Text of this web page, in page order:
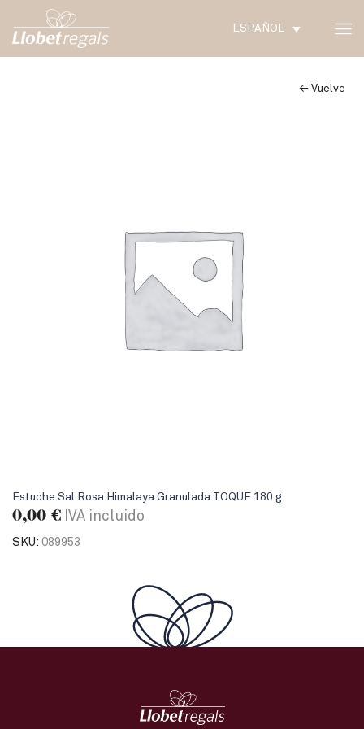
ESPAÑOL
← Vuelve
Estuche Sal Rosa Himalaya Granulada TOQUE 180 g
0,00 € IVA incluido
SKU: 089953